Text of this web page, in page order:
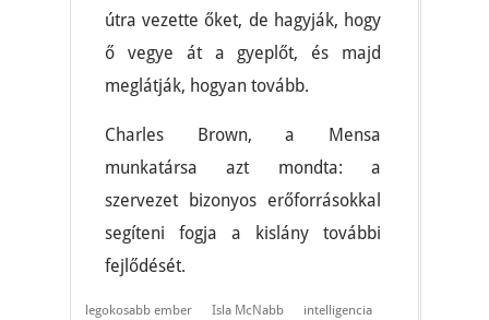
útra vezette őket, de hagyják, hogy
ő vegye át a gyeplőt, és majd
meglátják, hogyan tovább.
Charles Brown, a Mensa
munkatársa azt mondta: a
szervezet bizonyos erőforrásokkal
segíteni fogja a kislány további
fejlődését.
legokosabb ember Isla McNabb intelligencia